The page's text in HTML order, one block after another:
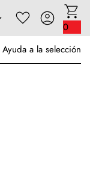
0
Ayuda a la selección